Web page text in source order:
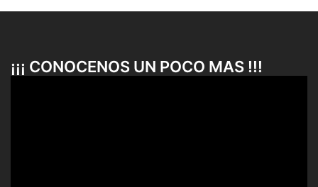
¡¡¡ CONOCENOS UN POCO MAS !!!